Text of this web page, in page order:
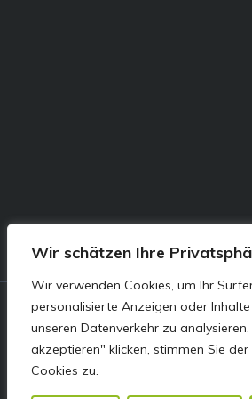
Wir schätzen Ihre
Wir verwenden Cookies, um Ihr
personalisierte Anzeigen oder
unseren Datenverkehr zu
akzeptieren" klicken, stimmen Sie
Cookies zu.
© E&S Motors GmbH,
Linzer Straße 83 4240
Freistadt